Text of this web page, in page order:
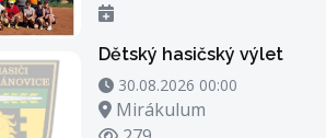
Dětský hasičský výlet
30.08.2026 00:00 - 30.08.2026
30.08.2026 00:00
Místo konání
Mirákulum